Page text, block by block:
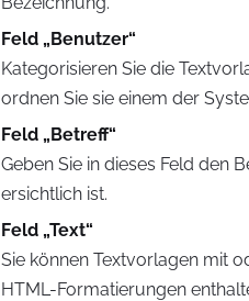
Feld „Benutzer“
Kategorisieren Sie die
ordnen Sie sie einem der
Feld „Betreff“
Geben Sie in dieses Feld den
ersichtlich ist.
Feld „Text“
Sie können Textvorlagen mit
HTML-Formatierungen